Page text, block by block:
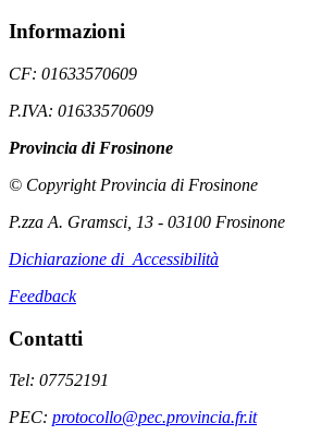
Informazioni
CF: 01633570609
P.IVA: 01633570609
Provincia di Frosinone
© Copyright Provincia di Frosinone
P.zza A. Gramsci, 13 - 03100 Frosinone
Dichiarazione di Accessibilità
Feedback
Contatti
Tel: 07752191
PEC: protocollo@pec.provincia.fr.it